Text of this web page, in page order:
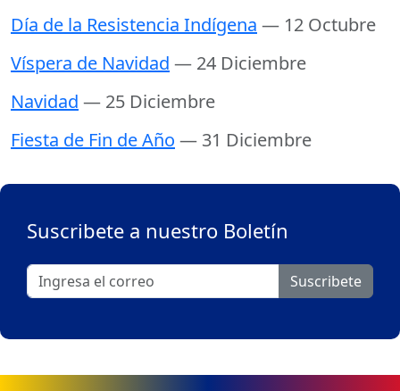
Día de la Resistencia Indígena — 12 Octubre
Víspera de Navidad — 24 Diciembre
Navidad — 25 Diciembre
Fiesta de Fin de Año — 31 Diciembre
Suscribete a nuestro Boletín
Suscribete